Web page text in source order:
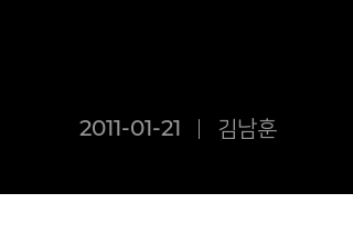
2011-01-21 김남훈